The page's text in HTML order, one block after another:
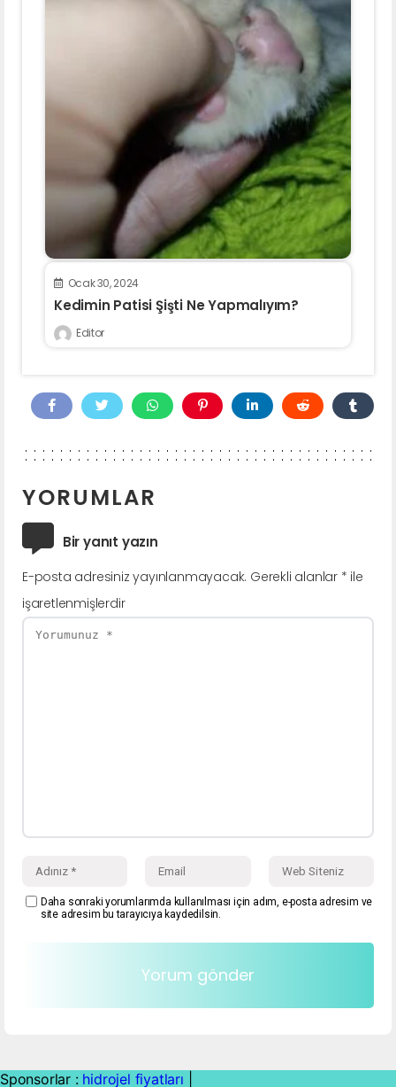
Ocak 30, 2024
Kedimin Patisi Şişti Ne Yapmalıyım?
Editor
YORUMLAR
Bir yanıt yazın
E-posta adresiniz yayınlanmayacak. Gerekli alanlar * ile
işaretlenmişlerdir
Daha sonraki yorumlarımda kullanılması için adım, e-posta adresim ve
site adresim bu tarayıcıya kaydedilsin.
Sponsorlar : hidrojel fiyatları